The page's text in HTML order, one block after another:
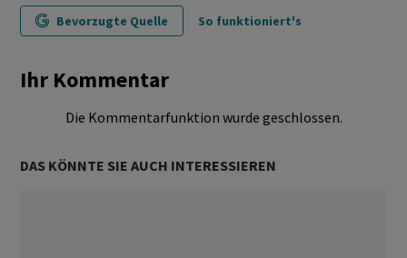
Bevorzugte Quelle So funktioniert's
Ihr Kommentar
Die Kommentarfunktion wurde geschlossen.
DAS KÖNNTE SIE AUCH INTERESSIEREN